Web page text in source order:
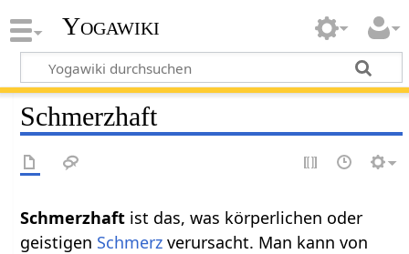
Yogawiki
Schmerzhaft
ist das, was körperlichen oder
geistigen Schmerz verursacht. Man kann von